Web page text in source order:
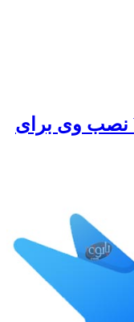
دانلود پیام رسان وی 8.1 We نصب وی برای